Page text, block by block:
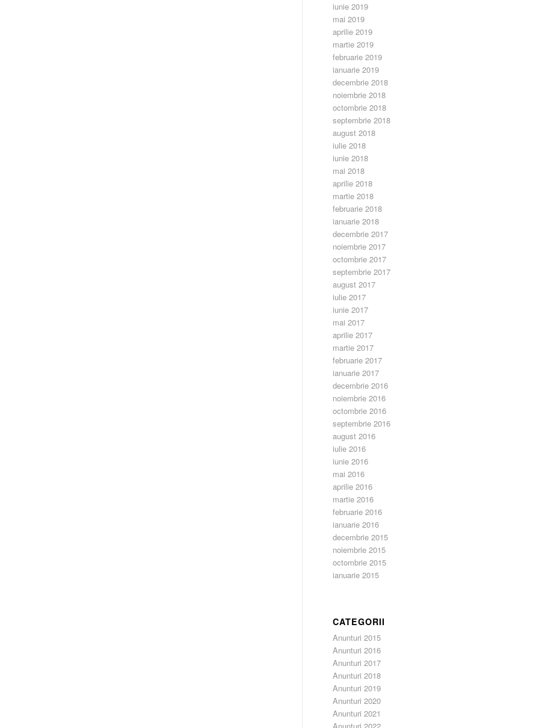
iunie 2019
mai 2019
aprilie 2019
martie 2019
februarie 2019
ianuarie 2019
decembrie 2018
noiembrie 2018
octombrie 2018
septembrie 2018
august 2018
iulie 2018
iunie 2018
mai 2018
aprilie 2018
martie 2018
februarie 2018
ianuarie 2018
decembrie 2017
noiembrie 2017
octombrie 2017
septembrie 2017
august 2017
iulie 2017
iunie 2017
mai 2017
aprilie 2017
martie 2017
februarie 2017
ianuarie 2017
decembrie 2016
noiembrie 2016
octombrie 2016
septembrie 2016
august 2016
iulie 2016
iunie 2016
mai 2016
aprilie 2016
martie 2016
februarie 2016
ianuarie 2016
decembrie 2015
noiembrie 2015
octombrie 2015
ianuarie 2015
CATEGORII
Anunturi 2015
Anunturi 2016
Anunturi 2017
Anunturi 2018
Anunturi 2019
Anunturi 2020
Anunturi 2021